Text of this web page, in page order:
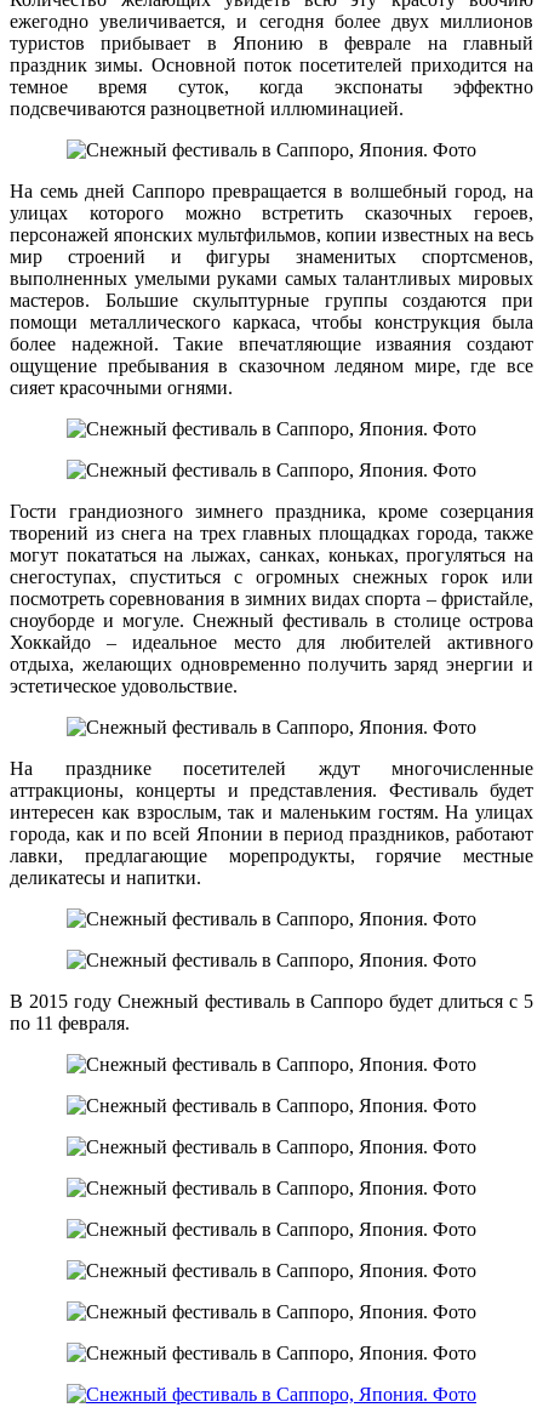
ежегодно увеличивается, и сегодня более двух миллионов
туристов прибывает в Японию в феврале на главный
праздник зимы. Основной поток посетителей приходится на
темное время суток, когда экспонаты эффектно
подсвечиваются разноцветной иллюминацией.
На семь дней Саппоро превращается в волшебный город, на
улицах которого можно встретить сказочных героев,
персонажей японских мультфильмов, копии известных на весь
мир строений и фигуры знаменитых спортсменов,
выполненных умелыми руками самых талантливых мировых
мастеров. Большие скульптурные группы создаются при
помощи металлического каркаса, чтобы конструкция была
более надежной. Такие впечатляющие изваяния создают
ощущение пребывания в сказочном ледяном мире, где все
сияет красочными огнями.
Гости грандиозного зимнего праздника, кроме созерцания
творений из снега на трех главных площадках города, также
могут покататься на лыжах, санках, коньках, прогуляться на
снегоступах, спуститься с огромных снежных горок или
посмотреть соревнования в зимних видах спорта – фристайле,
сноуборде и могуле. Снежный фестиваль в столице острова
Хоккайдо – идеальное место для любителей активного
отдыха, желающих одновременно получить заряд энергии и
эстетическое удовольствие.
На празднике посетителей ждут многочисленные
аттракционы, концерты и представления. Фестиваль будет
интересен как взрослым, так и маленьким гостям. На улицах
города, как и по всей Японии в период праздников, работают
лавки, предлагающие морепродукты, горячие местные
деликатесы и напитки.
В 2015 году Снежный фестиваль в Саппоро будет длиться с 5
по 11 февраля.